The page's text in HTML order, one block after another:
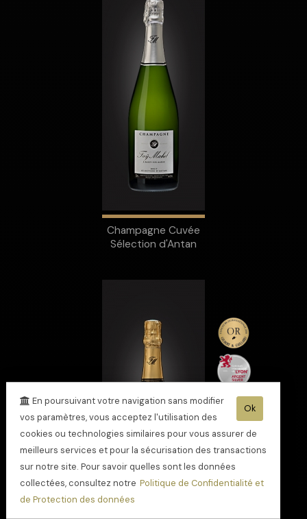
Champagne Cuvée
Sélection d'Antan
Ok
En poursuivant votre navigation sans modifier
vos paramètres, vous acceptez l'utilisation des
cookies ou technologies similaires pour vous assurer de
meilleurs services et pour la sécurisation des transactions
sur notre site. Pour savoir quelles sont les données
collectées, consultez notre Politique de Confidentialité et
de Protection des données